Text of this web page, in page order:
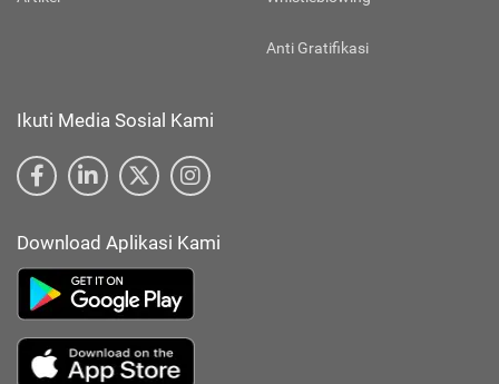
Anti Gratifikasi
Ikuti Media Sosial Kami
Download Aplikasi Kami